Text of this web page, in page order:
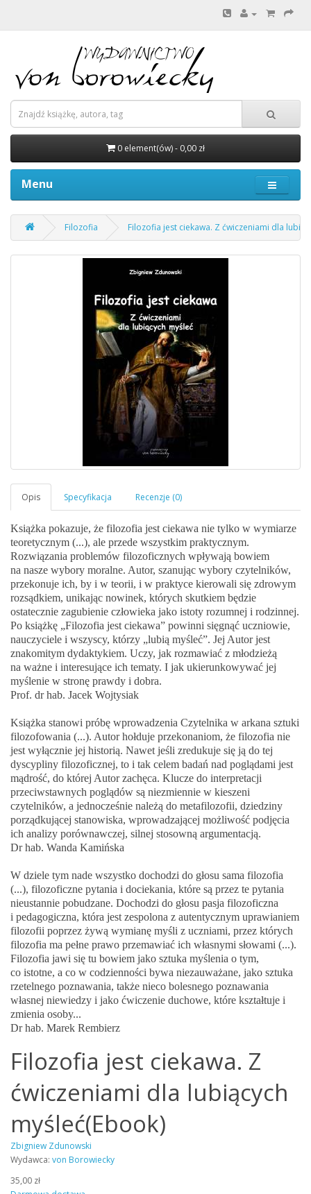
0 element(ów) - 0,00 zł
Menu
Filozofia Filozofia jest ciekawa. Z ćwiczeniami dla
Książka pokazuje, że filozofia jest ciekawa nie tylko w wymiarze
teoretycznym (...), ale przede wszystkim praktycznym.
Rozwiązania problemów filozoficznych wpływają bowiem
na nasze wybory moralne. Autor, szanując wybory czytelników,
przekonuje ich, by i w teorii, i w praktyce kierowali się zdrowym
rozsądkiem, unikając nowinek, których skutkiem będzie
ostatecznie zagubienie człowieka jako istoty rozumnej i rodzinnej.
Po książkę „Filozofia jest ciekawa” powinni sięgnąć uczniowie,
nauczyciele i wszyscy, którzy „lubią myśleć”. Jej Autor jest
znakomitym dydaktykiem. Uczy, jak rozmawiać z młodzieżą
na ważne i interesujące ich tematy. I jak ukierunkowywać jej
myślenie w stronę prawdy i dobra.
Prof. dr hab. Jacek Wojtysiak
Książka stanowi próbę wprowadzenia Czytelnika w arkana sztuki
filozofowania (...). Autor hołduje przekonaniom, że filozofia nie
jest wyłącznie jej historią. Nawet jeśli zredukuje się ją do tej
dyscypliny filozoficznej, to i tak celem badań nad poglądami jest
mądrość, do której Autor zachęca. Klucze do interpretacji
przeciwstawnych poglądów są niezmiennie w kieszeni
czytelników, a jednocześnie należą do metafilozofii, dziedziny
porządkującej stanowiska, wprowadzającej możliwość podjęcia
ich analizy porównawczej, silnej stosowną argumentacją.
Dr hab. Wanda Kamińska
W dziele tym nade wszystko dochodzi do głosu sama filozofia
(...), filozoficzne pytania i dociekania, które są przez te pytania
nieustannie pobudzane. Dochodzi do głosu pasja filozoficzna
i pedagogiczna, która jest zespolona z autentycznym uprawianiem
filozofii poprzez żywą wymianę myśli z uczniami, przez których
filozofia ma pełne prawo przemawiać ich własnymi słowami (...).
Filozofia jawi się tu bowiem jako sztuka myślenia o tym,
co istotne, a co w codzienności bywa niezauważane, jako sztuka
rzetelnego poznawania, także nieco bolesnego poznawania
własnej niewiedzy i jako ćwiczenie duchowe, które kształtuje i
zmienia osoby...
Dr hab. Marek Rembierz
Filozofia jest ciekawa. Z
ćwiczeniami dla lubiących
myśleć(Ebook)
Zbigniew Zdunowski
Wydawca: von Borowiecky
35,00 zł